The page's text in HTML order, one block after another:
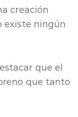
creación
existe ningún
que el
que tanto